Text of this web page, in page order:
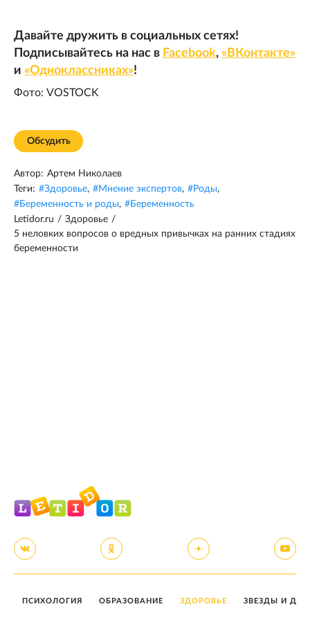
Давайте дружить в социальных сетях!
Подписывайтесь на нас в Facebook, «ВКонтакте»
и «Одноклассниках»!
Фото: VOSTOCK
Обсудить
Автор: Артем Николаев
Теги: #Здоровье, #Мнение экспертов, #Роды,
#Беременность и роды, #Беременность
Letidor.ru / Здоровье /
5 неловких вопросов о вредных привычках на ранних стадиях
беременности
ПСИХОЛОГИЯ ОБРАЗОВАНИЕ ЗДОРОВЬЕ ЗВЕЗДЫ И